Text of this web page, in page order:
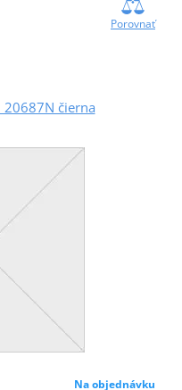
Porovnať
20687N čierna
Na objednávku